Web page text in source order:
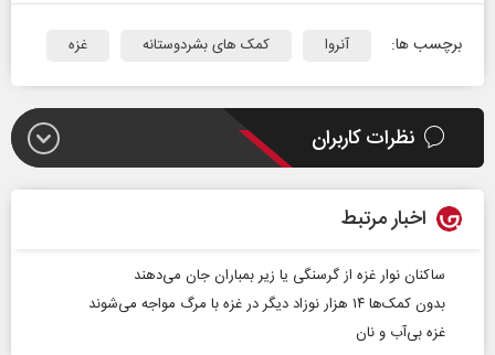
برچسب ها: آنروا کمک های بشردوستانه غزه
نظرات کاربران
اخبار مرتبط
ساکنان نوار غزه از گرسنگی یا زیر بمباران جان می‌دهند
بدون کمک‌ها ۱۴ هزار نوزاد دیگر در غزه با مرگ مواجه می‌شوند
غزه بی‌آب و نان